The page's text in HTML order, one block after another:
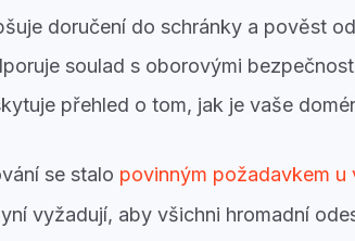
doručení do schránky a pověst
soulad s oborovými
přehled o tom, jak je vaše
se stalo povinným požadavkem
vyžadují, aby všichni hromadní